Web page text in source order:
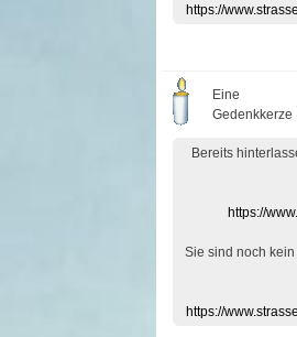
https://
Eine
Gedenkkerze
Bereits
https://
Sie sind noch
https://